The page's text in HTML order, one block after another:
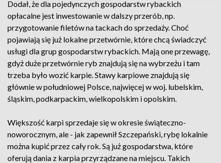
Dodał, że dla pojedynczych gospodarstw rybackich
opłacalne jest inwestowanie w dalszy przerób, np.
przygotowanie filetów na tackach do sprzedaży. Choć
pojawiają się już lokalne przetwórnie, które chcą świadczyć
usługi dla grup gospodarstw rybackich. Mają one przewagę,
gdyż duże przetwórnie ryb znajdują się na wybrzeżu i tam
trzeba było wozić karpie. Stawy karpiowe znajdują się
głównie w południowej Polsce, najwięcej w woj. lubelskim,
śląskim, podkarpackim, wielkopolskim i opolskim.
Większość karpi sprzedaje się w okresie świąteczno-
noworocznym, ale - jak zapewnił Szczepański, rybę lokalnie
można kupić przez cały rok. Są już gospodarstwa, które
oferują dania z karpia przyrządzane na miejscu. Takich